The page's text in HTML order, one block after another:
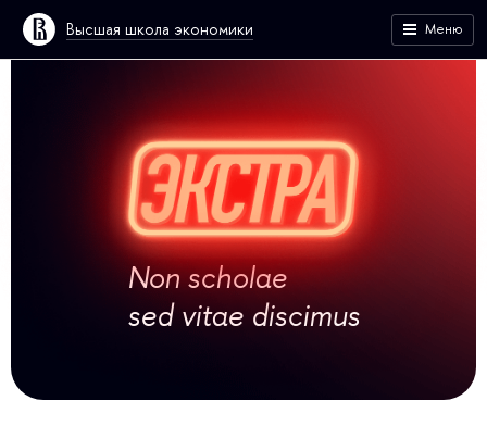
Высшая школа экономики Меню
Non scholae
sed vitae discimus